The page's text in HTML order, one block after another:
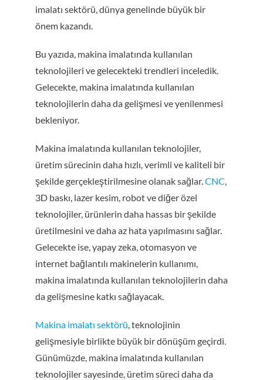
imalatı sektörü, dünya genelinde büyük bir
önem kazandı.
Bu yazıda, makina imalatında kullanılan
teknolojileri ve gelecekteki trendleri inceledik.
Gelecekte, makina imalatında kullanılan
teknolojilerin daha da gelişmesi ve yenilenmesi
bekleniyor.
Makina imalatında kullanılan teknolojiler,
üretim sürecinin daha hızlı, verimli ve kaliteli bir
şekilde gerçekleştirilmesine olanak sağlar.CNC,
3D baskı, lazer kesim, robot ve diğer özel
teknolojiler, ürünlerin daha hassas bir şekilde
üretilmesini ve daha az hata yapılmasını sağlar.
Gelecekte ise, yapay zeka, otomasyon ve
internet bağlantılı makinelerin kullanımı,
makina imalatında kullanılan teknolojilerin daha
da gelişmesine katkı sağlayacak.
Makina imalatı sektörü, teknolojinin
gelişmesiyle birlikte büyük bir dönüşüm geçirdi.
Günümüzde, makina imalatında kullanılan
teknolojiler sayesinde, üretim süreci daha da